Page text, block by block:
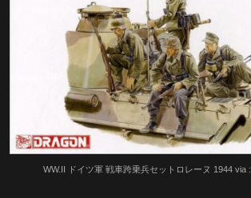
WW.II ドイツ軍 戦車跨乗兵セットロレーヌ 1944 via :